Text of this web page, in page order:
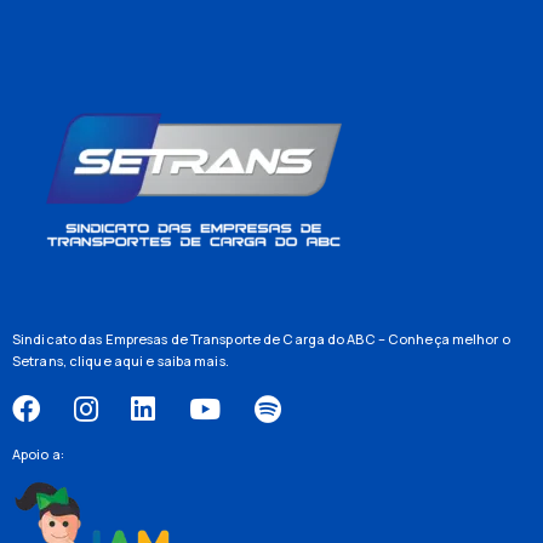
Sindicato das Empresas de Transporte de Carga do ABC – Conheça melhor o
Setrans, clique aqui e saiba mais.
Apoio a: